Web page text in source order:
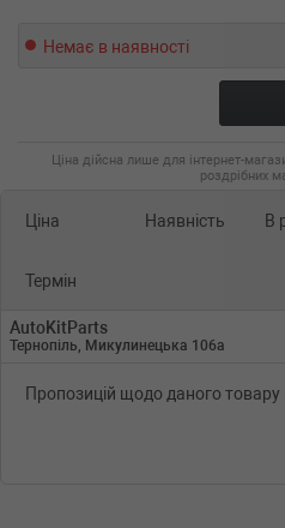
Немає в наявності
Ціна дійсна лише для інтернет-
роздрібних
Ціна Наявність В
Термін
AutoKitParts
Тернопіль, Микулинецька 106а
Пропозицій щодо даного товару